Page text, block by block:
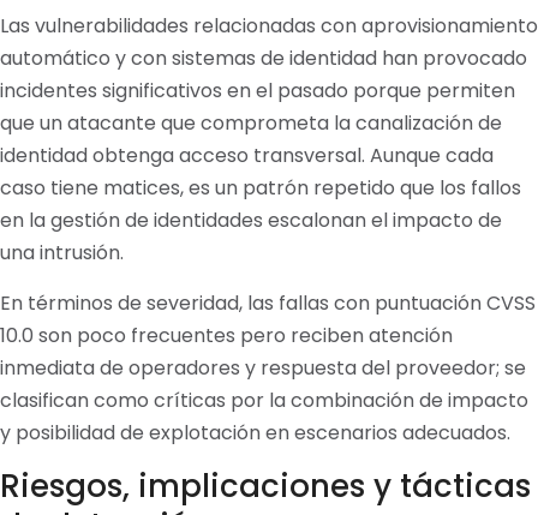
Las vulnerabilidades relacionadas con aprovisionamiento
automático y con sistemas de identidad han provocado
incidentes significativos en el pasado porque permiten
que un atacante que comprometa la canalización de
identidad obtenga acceso transversal. Aunque cada
caso tiene matices, es un patrón repetido que los fallos
en la gestión de identidades escalonan el impacto de
una intrusión.
En términos de severidad, las fallas con puntuación CVSS
10.0 son poco frecuentes pero reciben atención
inmediata de operadores y respuesta del proveedor; se
clasifican como críticas por la combinación de impacto
y posibilidad de explotación en escenarios adecuados.
Riesgos, implicaciones y tácticas